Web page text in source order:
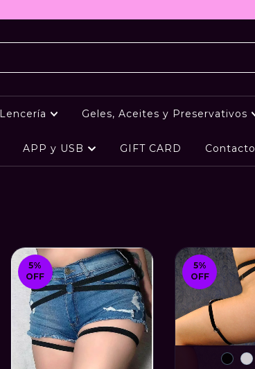
Lencería Geles, Aceites y Preservativos
APP y USB GIFT CARD Contacto
5%
OFF
5%
OFF